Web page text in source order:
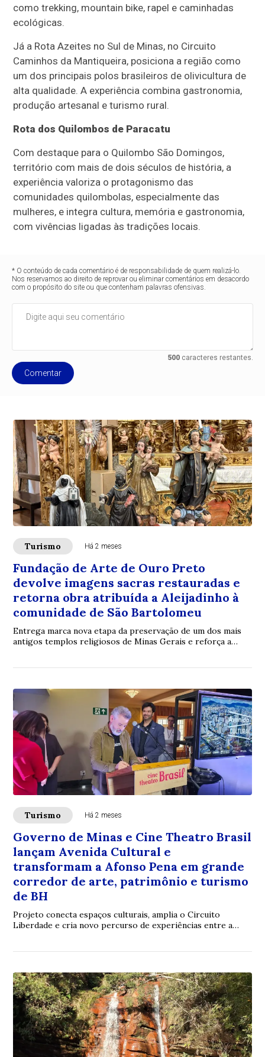
como trekking, mountain bike, rapel e caminhadas
ecológicas.
Já a Rota Azeites no Sul de Minas, no Circuito
Caminhos da Mantiqueira, posiciona a região como
um dos principais polos brasileiros de olivicultura de
alta qualidade. A experiência combina gastronomia,
produção artesanal e turismo rural.
Rota dos Quilombos de Paracatu
Com destaque para o Quilombo São Domingos,
território com mais de dois séculos de história, a
experiência valoriza o protagonismo das
comunidades quilombolas, especialmente das
mulheres, e integra cultura, memória e gastronomia,
com vivências ligadas às tradições locais.
* O conteúdo de cada comentário é de responsabilidade de quem realizá-lo.
Nos reservamos ao direito de reprovar ou eliminar comentários em desacordo
com o propósito do site ou que contenham palavras ofensivas.
500caracteres restantes.
Comentar
Turismo Há 2 meses
Fundação de Arte de Ouro Preto
devolve imagens sacras restauradas e
retorna obra atribuída a Aleijadinho à
comunidade de São Bartolomeu
Entrega marca nova etapa da preservação de um dos mais
antigos templos religiosos de Minas Gerais e reforça a
Turismo Há 2 meses
Governo de Minas e Cine Theatro Brasil
lançam Avenida Cultural e
transformam a Afonso Pena em grande
corredor de arte, patrimônio e turismo
de BH
Projeto conecta espaços culturais, amplia o Circuito
Liberdade e cria novo percurso de experiências entre a